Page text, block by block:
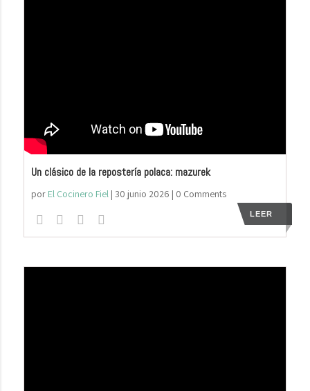
Un clásico de la repostería polaca: mazurek
por El Cocinero Fiel| 30 junio 2026 | 0 Comments
LEER